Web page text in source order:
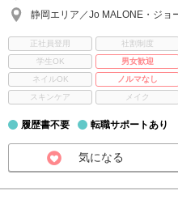
静岡エリア／Jo MALONE・ジョ
正社員登用 社割制度
学生OK
男女歓迎
ネイルOK
ノルマなし
スキンケア
メイク
履歴書不要 転職サポートあり
気になる